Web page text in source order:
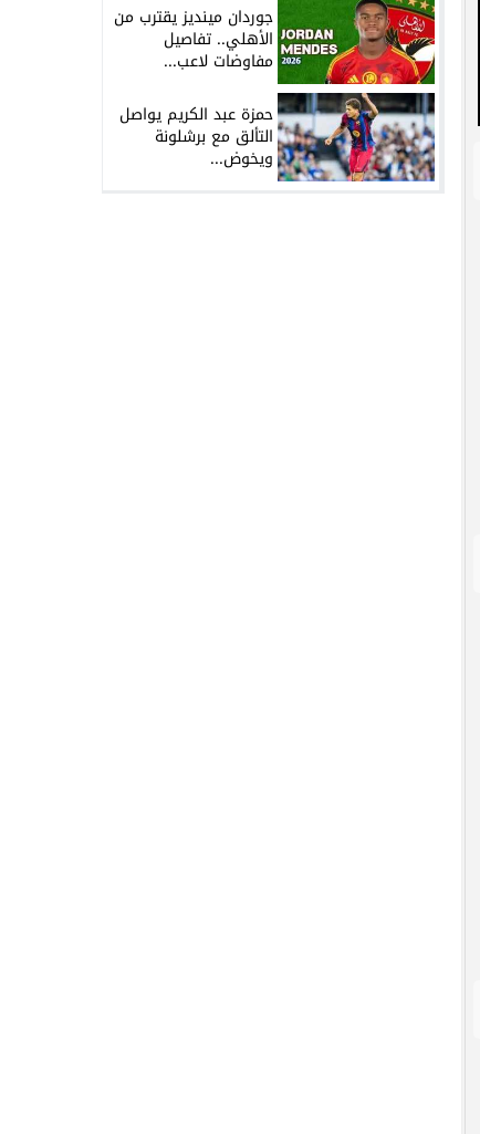
جوردان مينديز يقترب من
الأهلي.. تفاصيل
مفاوضات لاعب...
حمزة عبد الكريم يواصل
التألق مع برشلونة
ويخوض...